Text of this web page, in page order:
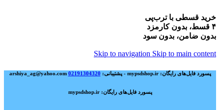
خرید قسطی با ترب‌پی
۴ قسط، بدون کارمزد
بدون ضامن، بدون سود
Skip to navigation Skip to main content
پسورد فایل‌های رایگان: mypsdshop.ir - پشتیبانی: arshiya_ag@yahoo.com 02191304320
پسورد فایل‌های رایگان: mypsdshop.ir